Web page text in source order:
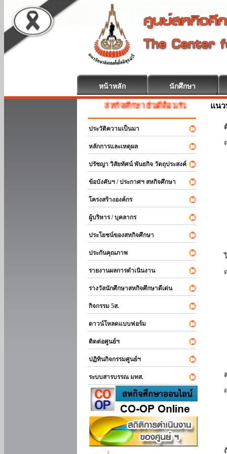
หน้าหลัก นักศึกษา
สหกิจศึกษา ยินดีต้อนรับ
ประวัติความเป็นมา
หลักการและเหตุผล
ปรัชญา วิสัยทัศน์ พันธกิจ วัตถุประสงค์
ข้อบังคับฯ / ประกาศฯ สหกิจศึกษา
โครงสร้างองค์กร
ผู้บริหาร / บุคลากร
ประโยชน์ของสหกิจศึกษา
ประกันคุณภาพ
รายงานผลการดำเนินงาน
รางวัลนักศึกษาสหกิจศึกษาดีเด่น
กิจกรรม 5ส.
ดาวน์โหลดแบบฟอร์ม
ติดต่อศูนย์ฯ
ปฏิทินกิจกรรมศูนย์ฯ
ระบบสารบรรณ มทส.
แน